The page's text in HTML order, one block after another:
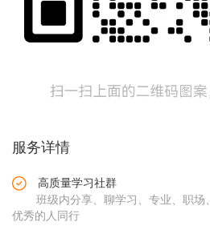
服务详情
高质量学习社群
班级内分享、聊学习、专业、职
优秀的人同行